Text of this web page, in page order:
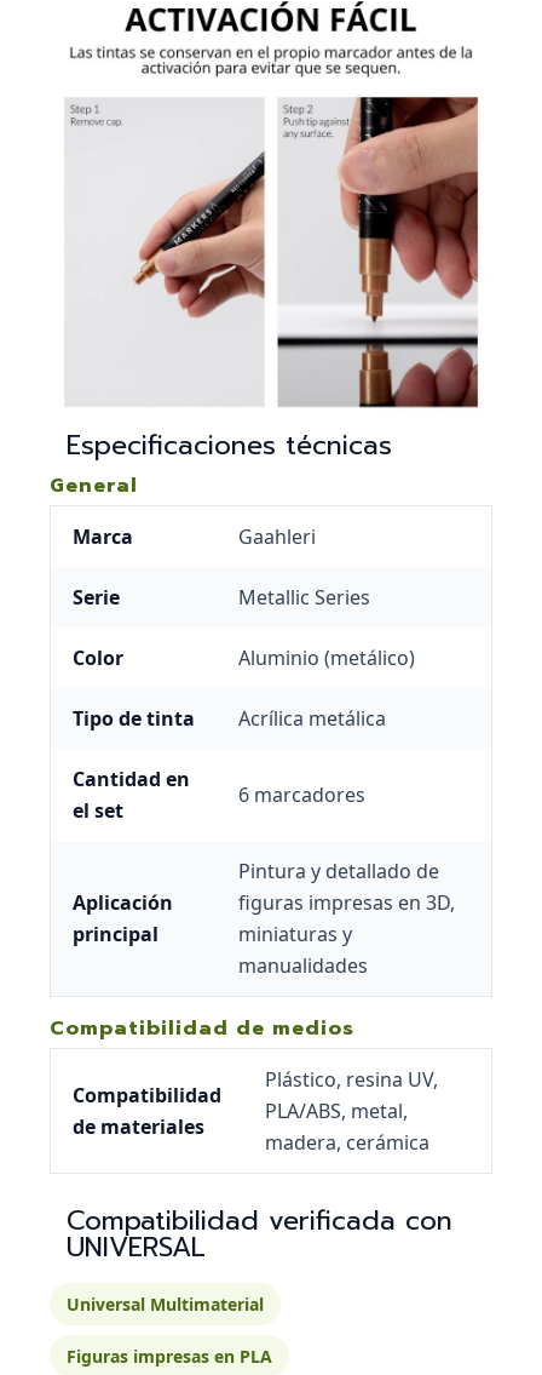
Especificaciones técnicas
General
Marca Gaahleri
Serie Metallic Series
Color Aluminio (metálico)
Tipo de tinta Acrílica metálica
Cantidad en
el set
6 marcadores
Aplicación
principal
Pintura y detallado de
figuras impresas en 3D,
miniaturas y
manualidades
Compatibilidad de medios
Compatibilidad
de materiales
Plástico, resina UV,
PLA/ABS, metal,
madera, cerámica
Compatibilidad verificada con
UNIVERSAL
Universal Multimaterial
Figuras impresas en PLA